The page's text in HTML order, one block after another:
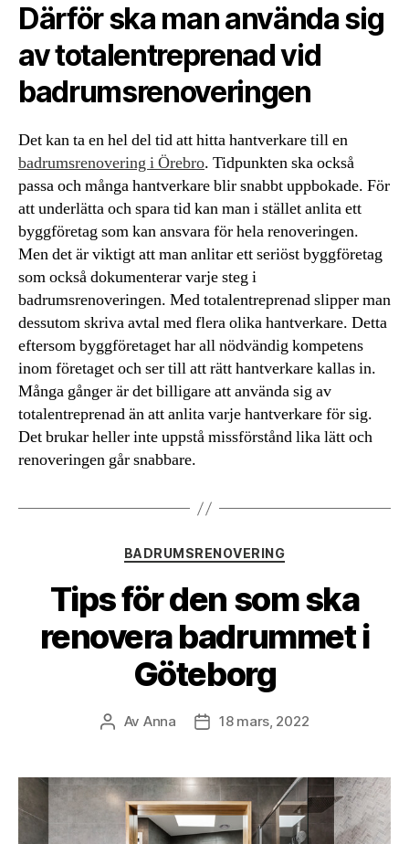
Därför ska man använda sig
av totalentreprenad vid
badrumsrenoveringen
Det kan ta en hel del tid att hitta hantverkare till en
badrumsrenovering i Örebro. Tidpunkten ska också
passa och många hantverkare blir snabbt uppbokade. För
att underlätta och spara tid kan man i stället anlita ett
byggföretag som kan ansvara för hela renoveringen.
Men det är viktigt att man anlitar ett seriöst byggföretag
som också dokumenterar varje steg i
badrumsrenoveringen. Med totalentreprenad slipper man
dessutom skriva avtal med flera olika hantverkare. Detta
eftersom byggföretaget har all nödvändig kompetens
inom företaget och ser till att rätt hantverkare kallas in.
Många gånger är det billigare att använda sig av
totalentreprenad än att anlita varje hantverkare för sig.
Det brukar heller inte uppstå missförstånd lika lätt och
renoveringen går snabbare.
Kategorier
BADRUMSRENOVERING
Tips för den som ska
renovera badrummet i
Göteborg
Inläggsförfattare
Av Anna Inläggsdatum
18 mars, 2022